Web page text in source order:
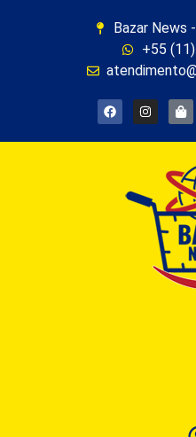
Bazar News
+55